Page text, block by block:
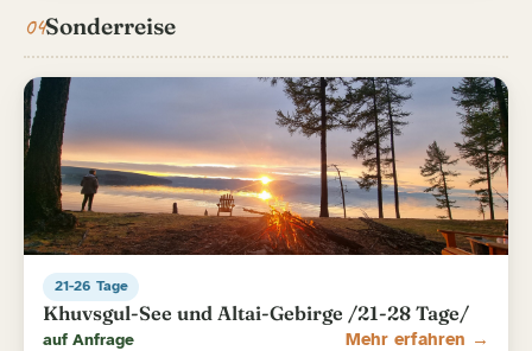
04Sonderreise
21-26 Tage
Khuvsgul-See und Altai-Gebirge /21-28 Tage/
auf Anfrage Mehr erfahren →